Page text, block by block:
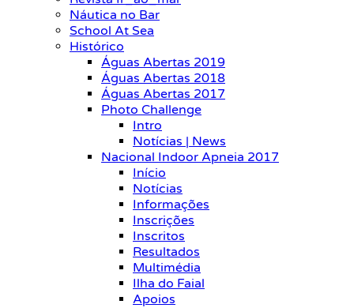
Náutica no Bar
School At Sea
Histórico
Águas Abertas 2019
Águas Abertas 2018
Águas Abertas 2017
Photo Challenge
Intro
Notícias | News
Nacional Indoor Apneia 2017
Início
Notícias
Informações
Inscrições
Inscritos
Resultados
Multimédia
Ilha do Faial
Apoios